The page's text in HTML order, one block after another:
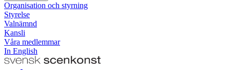
Organisation och styrning
Styrelse
Valnämnd
Kansli
Våra medlemmar
In English